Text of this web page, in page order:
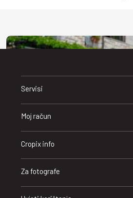
Dubrovnik, 09.08.2026
Popodnevna setnja uvalom Lapad
Servisi
Moj račun
Cropix info
Za fotografe